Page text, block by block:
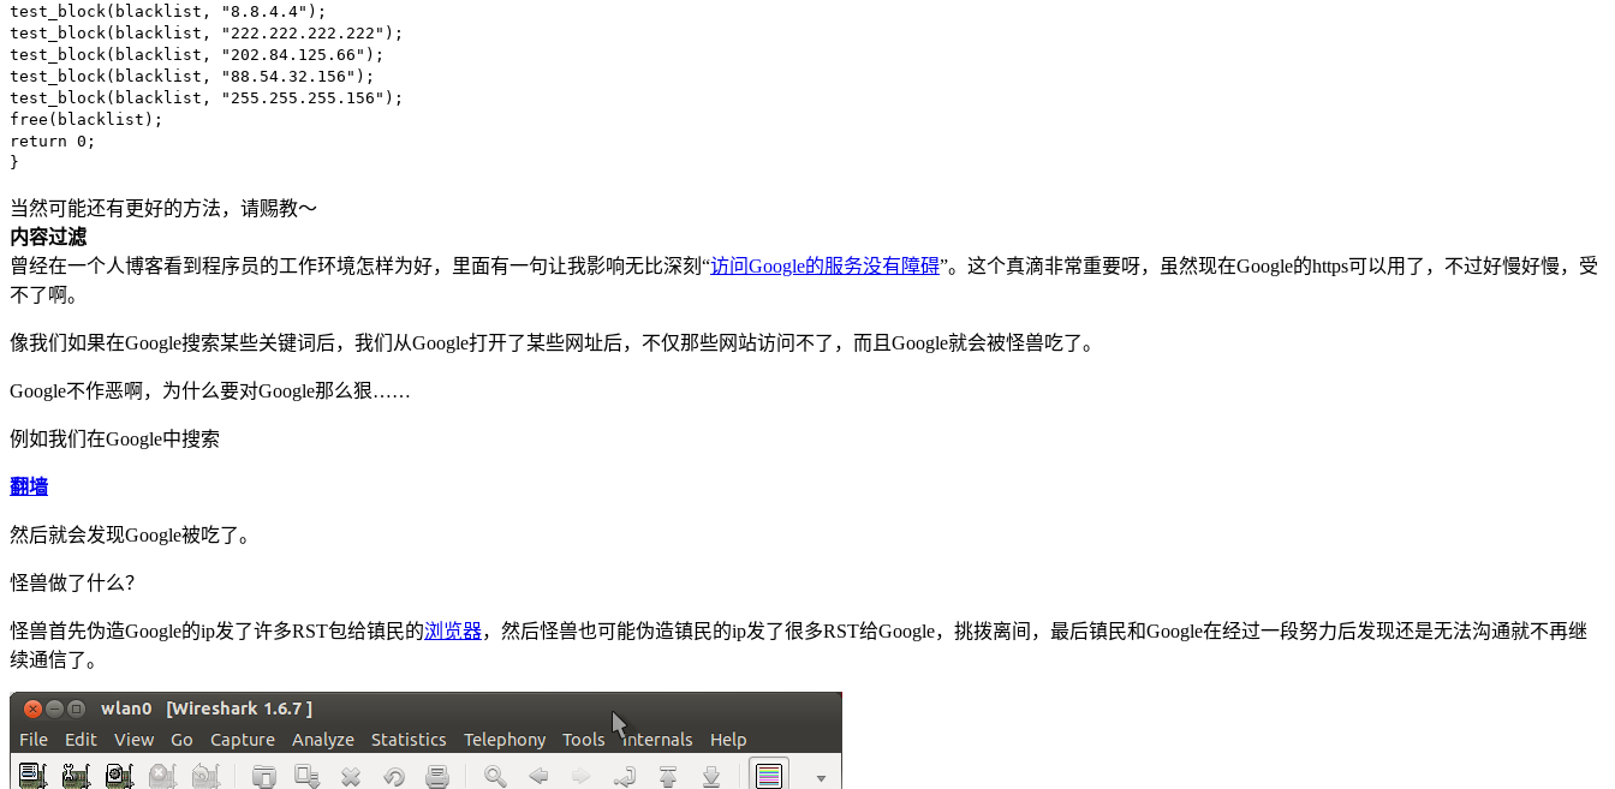
test_block(blacklist, "8.8.4.4");
test_block(blacklist, "222.222.222.222");
test_block(blacklist, "202.84.125.66");
test_block(blacklist, "88.54.32.156");
test_block(blacklist, "255.255.255.156");
free(blacklist);
return 0;
}
当然可能还有更好的方法，请赐教～
内容过滤
曾经在一个人博客看到程序员的工作环境怎样为好，里面有一句让我影响无比深刻“访问Google的服务没有障碍”。这个真滴非常重要呀，虽然现在Google的https可以用了，不过好慢好慢，受
不了啊。
像我们如果在Google搜索某些关键词后，我们从Google打开了某些网址后，不仅那些网站访问不了，而且Google就会被怪兽吃了。
Google不作恶啊，为什么要对Google那么狠……
例如我们在Google中搜索
翻墙
然后就会发现Google被吃了。
怪兽做了什么？
怪兽首先伪造Google的ip发了许多RST包给镇民的浏览器，然后怪兽也可能伪造镇民的ip发了很多RST给Google，挑拨离间，最后镇民和Google在经过一段努力后发现还是无法沟通就不再继
续通信了。